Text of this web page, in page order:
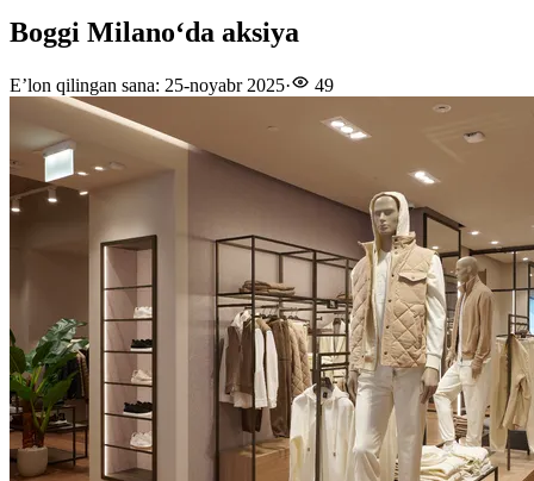
Boggi Milanoʻda aksiya
E’lon qilingan sana: 25-noyabr 2025· 49